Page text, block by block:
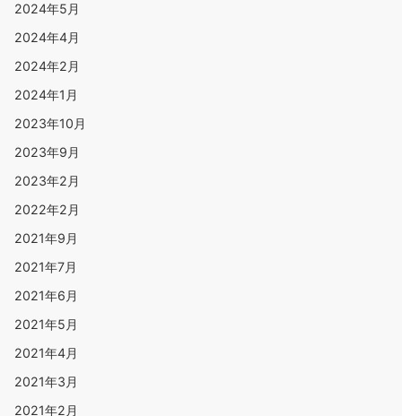
2024年5月
2024年4月
2024年2月
2024年1月
2023年10月
2023年9月
2023年2月
2022年2月
2021年9月
2021年7月
2021年6月
2021年5月
2021年4月
2021年3月
2021年2月